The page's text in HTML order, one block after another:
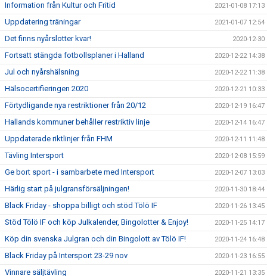
Information från Kultur och Fritid 2021-01-08 17:13
Uppdatering träningar 2021-01-07 12:54
Det finns nyårslotter kvar! 2020-12-30
Fortsatt stängda fotbollsplaner i Halland 2020-12-22 14:38
Jul och nyårshälsning 2020-12-22 11:38
Hälsocertifieringen 2020 2020-12-21 10:33
Förtydligande nya restriktioner från 20/12 2020-12-19 16:47
Hallands kommuner behåller restriktiv linje 2020-12-14 16:47
Uppdaterade riktlinjer från FHM 2020-12-11 11:48
Tävling Intersport 2020-12-08 15:59
Ge bort sport - i sambarbete med Intersport 2020-12-07 13:03
Härlig start på julgransförsäljningen! 2020-11-30 18:44
Black Friday - shoppa billigt och stöd Tölö IF 2020-11-26 13:45
Stöd Tölö IF och köp Julkalender, Bingolotter & Enjoy! 2020-11-25 14:17
Köp din svenska Julgran och din Bingolott av Tölö IF! 2020-11-24 16:48
Black Friday på Intersport 23-29 nov 2020-11-23 16:55
Vinnare säljtävling 2020-11-21 13:35